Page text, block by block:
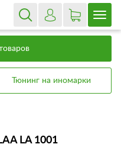
Тюнинг на иномарки
LA 1001